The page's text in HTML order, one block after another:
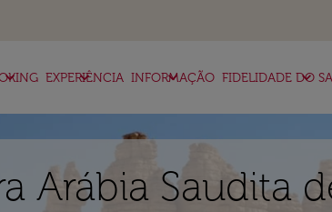
keyboard_arrow_down EXPERIÊNCIA
keyboard_arrow_down INFORMAÇÃO
keyboard_arrow_down FIDELIDADE DO
keyboard_arrow_down
Arábia Saudita